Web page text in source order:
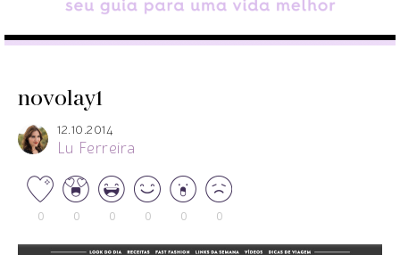
novolay1
12.10.2014
Lu Ferreira
0 0 0 0 0 0